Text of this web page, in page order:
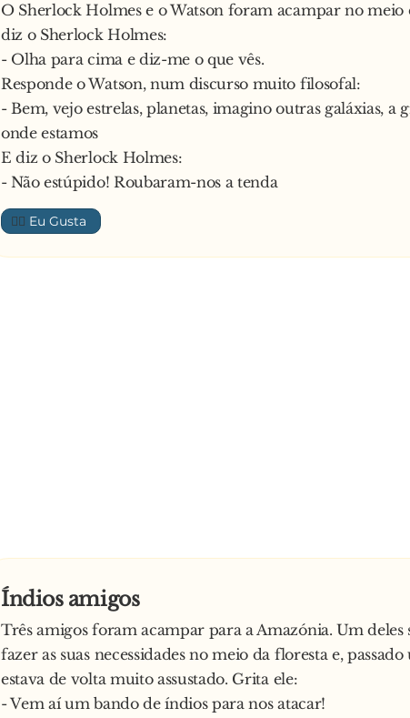
O Sherlock Holmes e o Watson foram acampar no meio
diz o Sherlock Holmes:
- Olha para cima e diz-me o que vês.
Responde o Watson, num discurso muito filosofal:
- Bem, vejo estrelas, planetas, imagino outras galáxias, a
onde estamos
E diz o Sherlock Holmes:
- Não estúpido! Roubaram-nos a tenda
👍🏼
Índios amigos
Três amigos foram acampar para a Amazónia. Um
fazer as suas necessidades no meio da floresta e,
estava de volta muito assustado. Grita ele:
- Vem aí um bando de índios para nos atacar!